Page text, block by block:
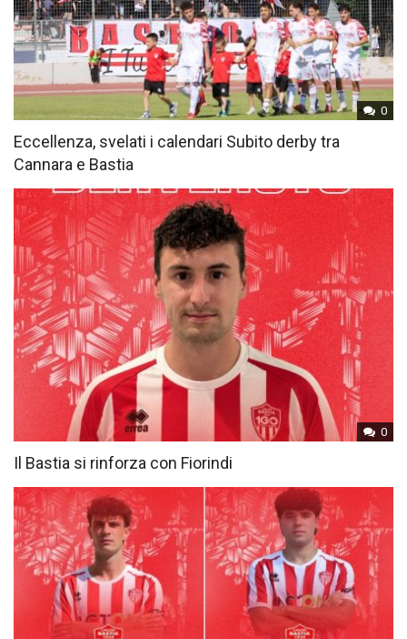
0
Eccellenza, svelati i calendari Subito derby tra
Cannara e Bastia
0
Il Bastia si rinforza con Fiorindi